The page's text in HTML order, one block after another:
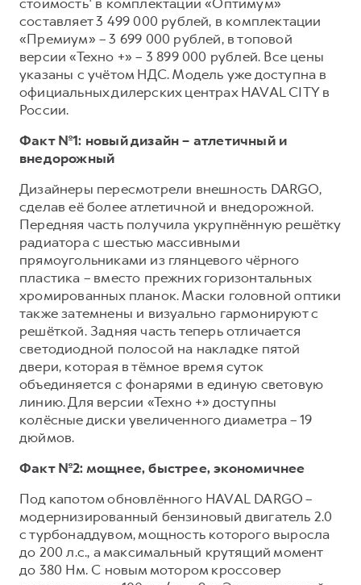
HAVAL Лизинг
АКСЕССУАРЫ HAVAL
Автомобильные аксессуары
Коллекция CITY
Коллекция Базовая
Коллекция Детская
АКСЕССУАРЫ HAVAL
Автомобильные аксессуары
Коллекция CITY
Коллекция Базовая
Коллекция Детская
составляет 3 499 000 рублей, в комплектации
«Премиум» – 3 699 000 рублей, в топовой
версии «Техно +» – 3 899 000 рублей. Все цены
указаны с учётом НДС. Модель уже доступна в
официальных дилерских центрах HAVAL CITY в
России.
Факт №1: новый дизайн – атлетичный и
внедорожный
Дизайнеры пересмотрели внешность DARGO,
сделав её более атлетичной и внедорожной.
Передняя часть получила укрупнённую решётку
радиатора с шестью массивными
прямоугольниками из глянцевого чёрного
пластика – вместо прежних горизонтальных
хромированных планок. Маски головной оптики
также затемнены и визуально гармонируют с
решёткой. Задняя часть теперь отличается
светодиодной полосой на накладке пятой
двери, которая в тёмное время суток
объединяется с фонарями в единую световую
линию. Для версии «Техно +» доступны
колёсные диски увеличенного диаметра – 19
дюймов.
Факт №2: мощнее, быстрее, экономичнее
Под капотом обновлённого HAVAL DARGO –
модернизированный бензиновый двигатель 2.0
с турбонаддувом, мощность которого выросла
до 200 л.с., а максимальный крутящий момент
до 380 Нм. С новым мотором кроссовер